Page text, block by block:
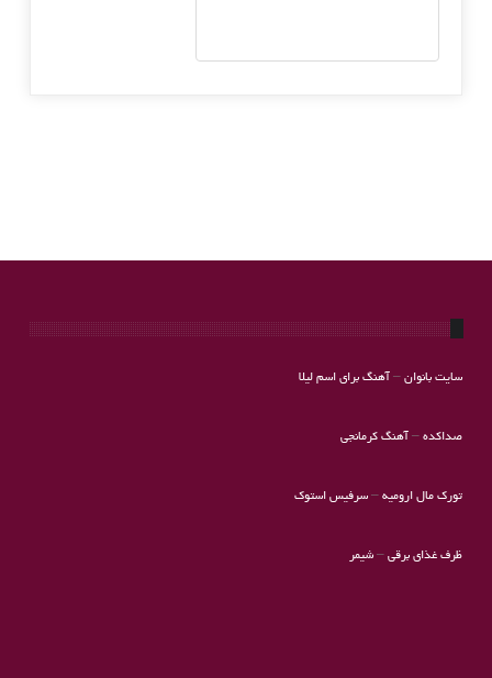
سایت بانوان– آهنگ برای اسم لیلا
صداکده– آهنگ کرمانجی
تورک مال ارومیه–سرفیس استوک
ظرف غذای برقی– شیمر